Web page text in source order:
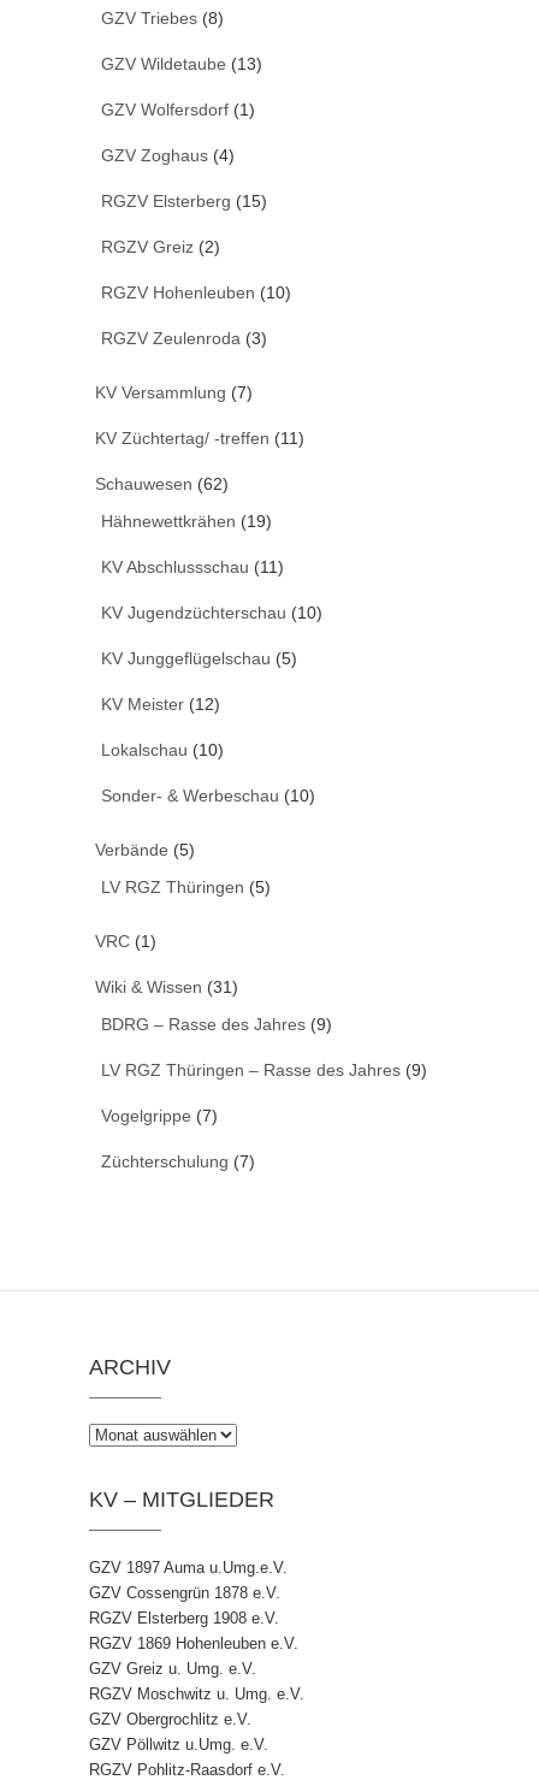
GZV Triebes (8)
GZV Wildetaube (13)
GZV Wolfersdorf (1)
GZV Zoghaus (4)
RGZV Elsterberg (15)
RGZV Greiz (2)
RGZV Hohenleuben (10)
RGZV Zeulenroda (3)
KV Versammlung (7)
KV Züchtertag/ -treffen (11)
Schauwesen (62)
Hähnewettkrähen (19)
KV Abschlussschau (11)
KV Jugendzüchterschau (10)
KV Junggeflügelschau (5)
KV Meister (12)
Lokalschau (10)
Sonder- & Werbeschau (10)
Verbände (5)
LV RGZ Thüringen (5)
VRC (1)
Wiki & Wissen (31)
BDRG – Rasse des Jahres (9)
LV RGZ Thüringen – Rasse des Jahres (9)
Vogelgrippe (7)
Züchterschulung (7)
ARCHIV
Archiv
KV – MITGLIEDER
GZV 1897 Auma u.Umg.e.V.
GZV Cossengrün 1878 e.V.
RGZV Elsterberg 1908 e.V.
RGZV 1869 Hohenleuben e.V.
GZV Greiz u. Umg. e.V.
RGZV Moschwitz u. Umg. e.V.
GZV Obergrochlitz e.V.
GZV Pöllwitz u.Umg. e.V.
RGZV Pohlitz-Raasdorf e.V.